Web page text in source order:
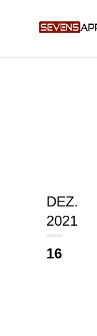
DEZ.
2021
16